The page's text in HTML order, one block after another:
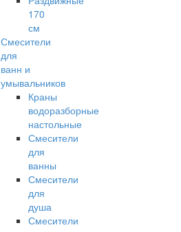
170
см
Смесители
для
ванн и
умывальников
Краны
водоразборные
настольные
Смесители
для
ванны
Смесители
для
душа
Смесители